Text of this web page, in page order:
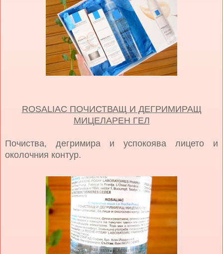
ROSALIAC ПОЧИСТВАЩ И ДЕГРИМИРАЩ
МИЦЕЛАРЕН ГЕЛ
Почиства, дегримира и успокоява лицето и
околочния контур.